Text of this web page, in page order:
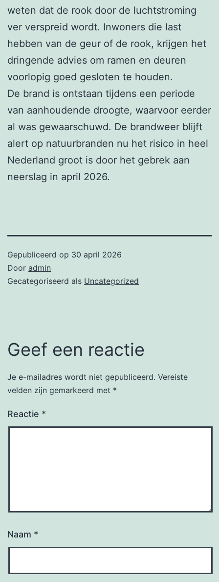
weten dat de rook door de luchtstroming
ver verspreid wordt. Inwoners die last
hebben van de geur of de rook, krijgen het
dringende advies om ramen en deuren
voorlopig goed gesloten te houden.
De brand is ontstaan tijdens een periode
van aanhoudende droogte, waarvoor eerder
al was gewaarschuwd. De brandweer blijft
alert op natuurbranden nu het risico in heel
Nederland groot is door het gebrek aan
neerslag in april 2026.
Gepubliceerd op 30 april 2026
Door admin
Gecategoriseerd als Uncategorized
Geef een reactie
Je e-mailadres wordt niet gepubliceerd. Vereiste
velden zijn gemarkeerd met *
Reactie *
Naam *